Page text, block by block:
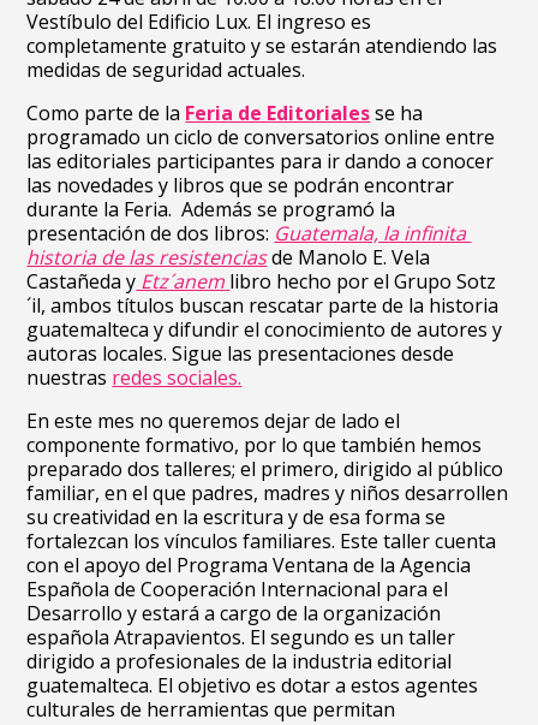
Vestíbulo del Edificio Lux. El ingreso es
completamente gratuito y se estarán atendiendo las
medidas de seguridad actuales.
Como parte de la Feria de Editoriales se ha
programado un ciclo de conversatorios online entre
las editoriales participantes para ir dando a conocer
las novedades y libros que se podrán encontrar
durante la Feria. Además se programó la
presentación de dos libros: Guatemala, la infinita
historia de las resistenciasde Manolo E. Vela
Castañeda y Etz´anem libro hecho por el Grupo Sotz
´il, ambos títulos buscan rescatar parte de la historia
guatemalteca y difundir el conocimiento de autores y
autoras locales. Sigue las presentaciones desde
nuestras redes sociales.
En este mes no queremos dejar de lado el
componente formativo, por lo que también hemos
preparado dos talleres; el primero, dirigido al público
familiar, en el que padres, madres y niños desarrollen
su creatividad en la escritura y de esa forma se
fortalezcan los vínculos familiares. Este taller cuenta
con el apoyo del Programa Ventana de la Agencia
Española de Cooperación Internacional para el
Desarrollo y estará a cargo de la organización
española Atrapavientos. El segundo es un taller
dirigido a profesionales de la industria editorial
guatemalteca. El objetivo es dotar a estos agentes
culturales de herramientas que permitan